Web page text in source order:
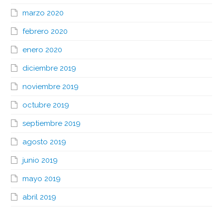
marzo 2020
febrero 2020
enero 2020
diciembre 2019
noviembre 2019
octubre 2019
septiembre 2019
agosto 2019
junio 2019
mayo 2019
abril 2019